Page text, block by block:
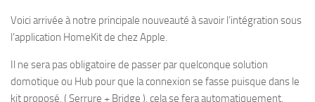
Voici arrivée à notre principale nouveauté à savoir l’intégration sous
l’application HomeKit de chez Apple.
Il ne sera pas obligatoire de passer par quelconque solution
domotique ou Hub pour que la connexion se fasse puisque dans le
kit proposé. ( Serrure + Bridge ), cela se fera automatiquement.